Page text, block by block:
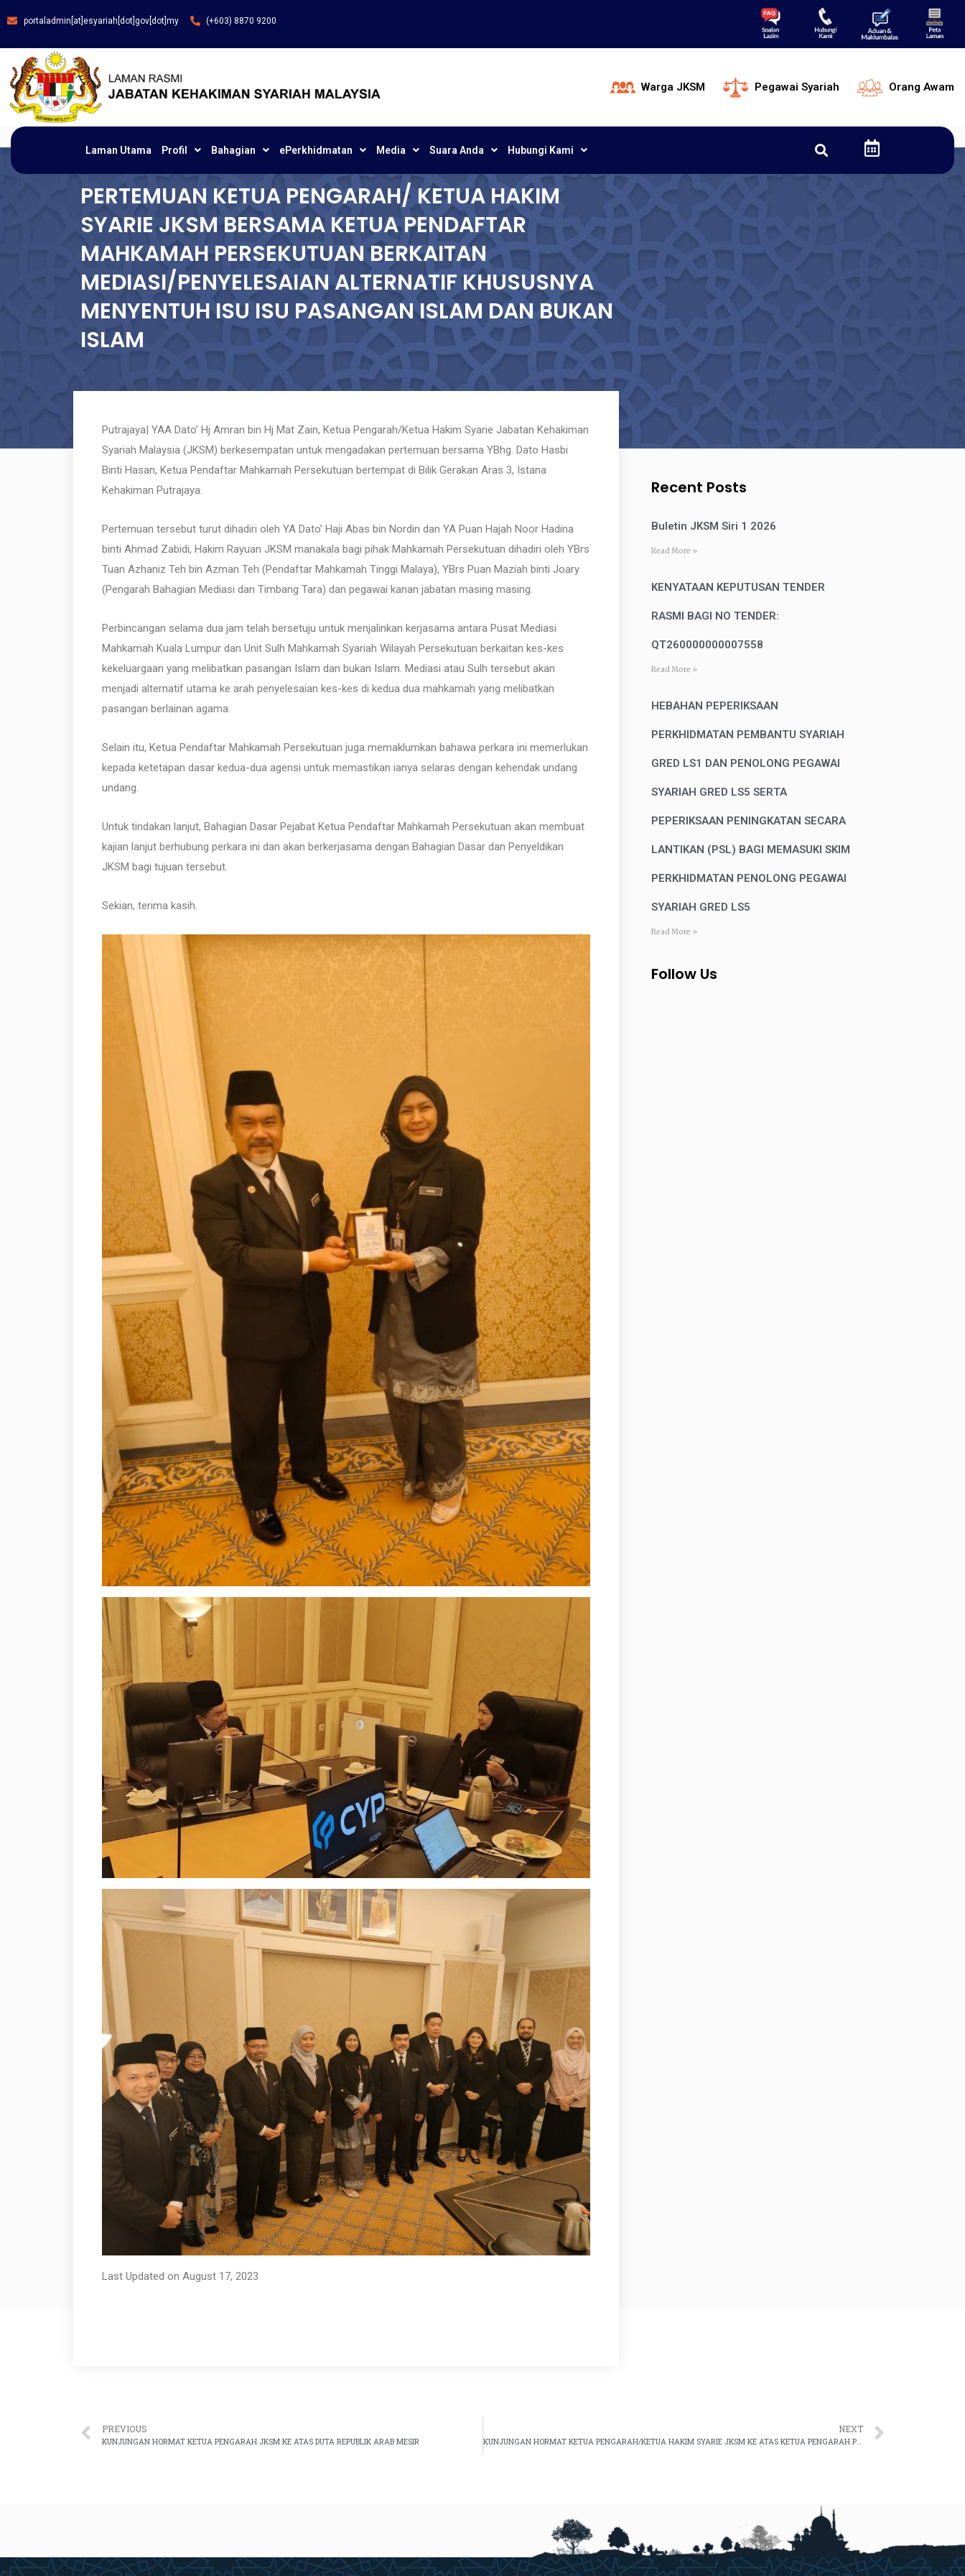
portaladmin[at]esyariah[dot]gov[dot]my (+603) 8870 9200
Warga JKSM Pegawai Syariah Orang Awam
Laman Utama Profil Bahagian ePerkhidmatan Media Suara Anda Hubungi Kami
PERTEMUAN KETUA PENGARAH/ KETUA HAKIM
SYARIE JKSM BERSAMA KETUA PENDAFTAR
MAHKAMAH PERSEKUTUAN BERKAITAN
MEDIASI/PENYELESAIAN ALTERNATIF KHUSUSNYA
MENYENTUH ISU ISU PASANGAN ISLAM DAN BUKAN
ISLAM
Putrajaya| YAA Dato’ Hj Amran bin Hj Mat Zain, Ketua Pengarah/Ketua Hakim Syarie Jabatan Kehakiman
Syariah Malaysia (JKSM) berkesempatan untuk mengadakan pertemuan bersama YBhg. Dato Hasbi
Binti Hasan, Ketua Pendaftar Mahkamah Persekutuan bertempat di Bilik Gerakan Aras 3, Istana
Kehakiman Putrajaya.
Pertemuan tersebut turut dihadiri oleh YA Dato’ Haji Abas bin Nordin dan YA Puan Hajah Noor Hadina
binti Ahmad Zabidi, Hakim Rayuan JKSM manakala bagi pihak Mahkamah Persekutuan dihadiri oleh YBrs
Tuan Azhaniz Teh bin Azman Teh (Pendaftar Mahkamah Tinggi Malaya), YBrs Puan Maziah binti Joary
(Pengarah Bahagian Mediasi dan Timbang Tara) dan pegawai kanan jabatan masing masing.
Perbincangan selama dua jam telah bersetuju untuk menjalinkan kerjasama antara Pusat Mediasi
Mahkamah Kuala Lumpur dan Unit Sulh Mahkamah Syariah Wilayah Persekutuan berkaitan kes-kes
kekeluargaan yang melibatkan pasangan Islam dan bukan Islam. Mediasi atau Sulh tersebut akan
menjadi alternatif utama ke arah penyelesaian kes-kes di kedua dua mahkamah yang melibatkan
pasangan berlainan agama.
Selain itu, Ketua Pendaftar Mahkamah Persekutuan juga memaklumkan bahawa perkara ini memerlukan
kepada ketetapan dasar kedua-dua agensi untuk memastikan ianya selaras dengan kehendak undang
undang.
Untuk tindakan lanjut, Bahagian Dasar Pejabat Ketua Pendaftar Mahkamah Persekutuan akan membuat
kajian lanjut berhubung perkara ini dan akan berkerjasama dengan Bahagian Dasar dan Penyeldikan
JKSM bagi tujuan tersebut.
Sekian, terima kasih.
Last Updated on August 17, 2023
Recent Posts
Buletin JKSM Siri 1 2026
Read More »
KENYATAAN KEPUTUSAN TENDER
RASMI BAGI NO TENDER:
QT260000000007558
Read More »
HEBAHAN PEPERIKSAAN
PERKHIDMATAN PEMBANTU SYARIAH
GRED LS1 DAN PENOLONG PEGAWAI
SYARIAH GRED LS5 SERTA
PEPERIKSAAN PENINGKATAN SECARA
LANTIKAN (PSL) BAGI MEMASUKI SKIM
PERKHIDMATAN PENOLONG PEGAWAI
SYARIAH GRED LS5
Read More »
Follow Us
PREVIOUS
KUNJUNGAN HORMAT KETUA PENGARAH JKSM KE ATAS DUTA REPUBLIK ARAB MESIR
NEXT
KUNJUNGAN HORMAT KETUA PENGARAH/KETUA HAKIM SYARIE JKSM KE ATAS KETUA PENGARAH PERKHIDMATAN AWAM MALAYSIA